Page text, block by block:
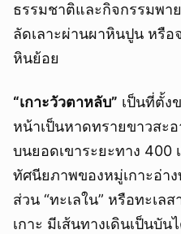
ธรรมชาติและกิจกรรมพา
ลัดเลาะผ่านผาหินปูน หรือ
หินย้อย
“เกาะวัวตาหลับ” เป็นที่ตั้ง
หน้าเป็นหาดทรายขาวสะ
บนยอดเขาระยะทาง 400
ทัศนียภาพของหมู่เกาะอ่า
ส่วน “ทะเลใน” หรือทะเล
เกาะ มีเส้นทางเดินเป็นบั